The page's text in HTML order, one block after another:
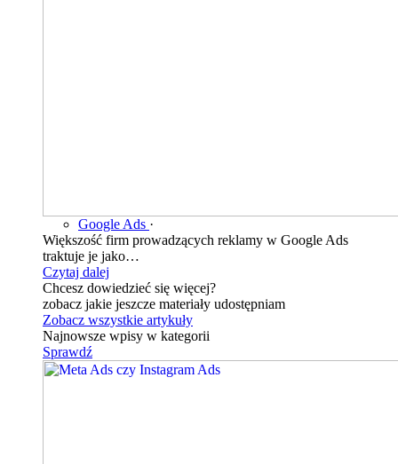
Google Ads ·
Większość firm prowadzących reklamy w Google Ads
traktuje je jako…
Czytaj dalej
Chcesz dowiedzieć się więcej?
zobacz jakie jeszcze materiały udostępniam
Zobacz wszystkie artykuły
Najnowsze wpisy w kategorii
Sprawdź